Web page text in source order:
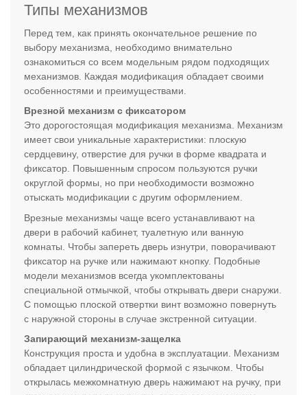
Типы механизмов
Перед тем, как принять окончательное решение по
выбору механизма, необходимо внимательно
ознакомиться со всем модельным рядом подходящих
механизмов. Каждая модификация обладает своими
особенностями и преимуществами.
Врезной механизм с фиксатором
Это дорогостоящая модификация механизма. Механизм
имеет свои уникальные характеристики: плоскую
сердцевину, отверстие для ручки в форме квадрата и
фиксатор. Повышенным спросом пользуются ручки
округлой формы, но при необходимости возможно
отыскать модификации с другим оформлением.
Врезные механизмы чаще всего устанавливают на
двери в рабочий кабинет, туалетную или ванную
комнаты. Чтобы запереть дверь изнутри, поворачивают
фиксатор на ручке или нажимают кнопку. Подобные
модели механизмов всегда укомплектованы
специальной отмычкой, чтобы открывать двери снаружи.
С помощью плоской отвертки винт возможно повернуть
с наружной стороны в случае экстренной ситуации.
Запирающий механизм-защелка
Конструкция проста и удобна в эксплуатации. Механизм
обладает цилиндрической формой с язычком. Чтобы
открылась межкомнатную дверь нажимают на ручку, при